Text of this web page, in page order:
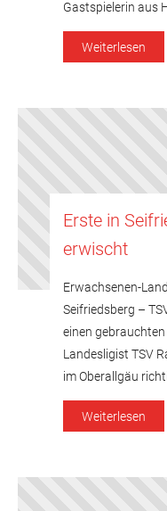
Gastspielerin aus
wie gewünschte.
Partie noch ganz
Weiterlesen
Erste in
erwischt
Erwachsenen-
Seifriedsberg –
einen
Landesligist TSV
im Oberallgäu
Drops mit 0:6
Matthias
Weiterlesen